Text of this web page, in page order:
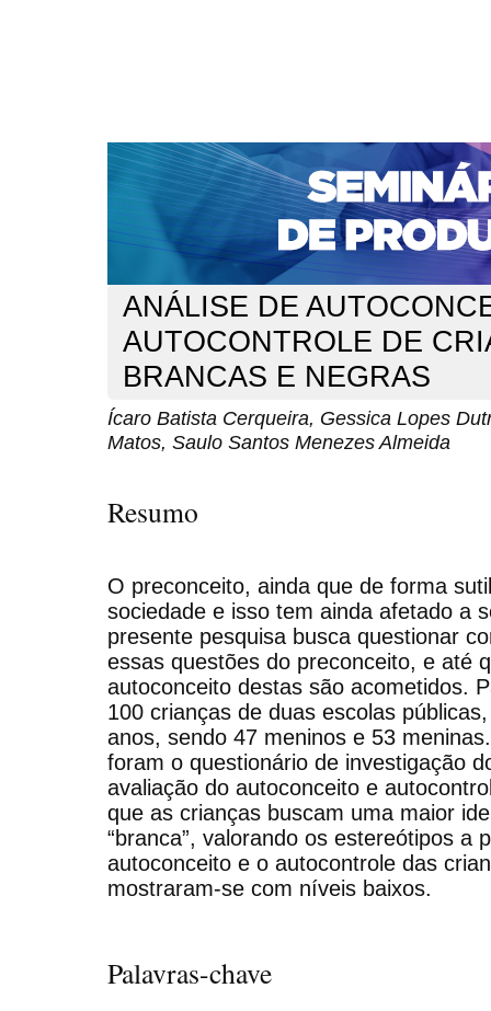
CAPA SOBRE ACESSO
NOTÍCIAS
PORTAL DE REVISTAS DA UNIFACS
v. 17 (2018) Cerqueira
ANÁLISE DE
AUTOCONTROLE DE
BRANCAS E NEGRAS
Ícaro Batista Cerqueira, Gessica Lopes
Matos, Saulo Santos Menezes Almeida
Resumo
O preconceito, ainda que de forma
sociedade e isso tem ainda afetado a
presente pesquisa busca questionar
essas questões do preconceito, e até
autoconceito destas são acometidos.
100 crianças de duas escolas
anos, sendo 47 meninos e 53
foram o questionário de investigação
avaliação do autoconceito e
que as crianças buscam uma maior
“branca”, valorando os estereótipos a
autoconceito e o autocontrole das
mostraram-se com níveis baixos.
Palavras-chave